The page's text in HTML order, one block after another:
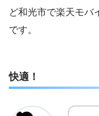
ど和光市で楽天モバ
です。
快適！